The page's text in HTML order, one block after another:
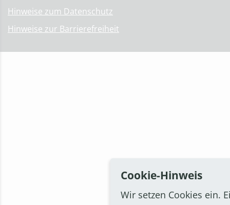
Hinweise zum Datenschutz
Hinweise zur Barrierefreiheit
Cookie-Hinweis
Wir setzen Cookies ein.